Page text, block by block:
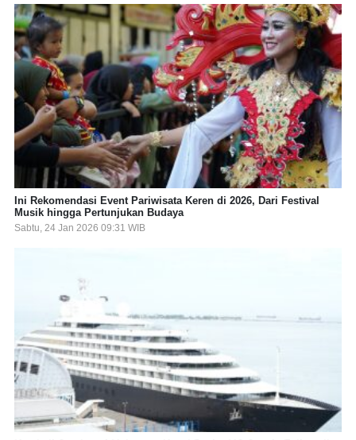
Ini Rekomendasi Event Pariwisata Keren di 2026, Dari Festival
Musik hingga Pertunjukan Budaya
Sabtu, 24 Jan 2026 09:31 WIB